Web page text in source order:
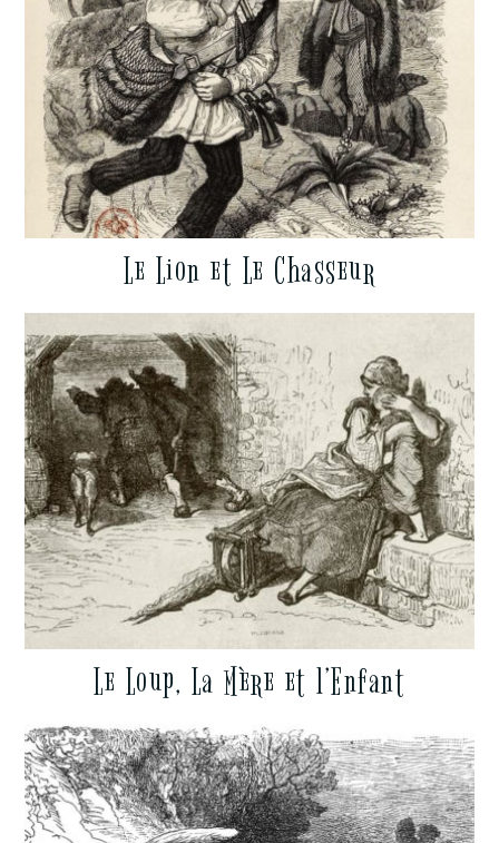
Le Lion et Le Chasseur
Le Loup, La Mère et l’Enfant